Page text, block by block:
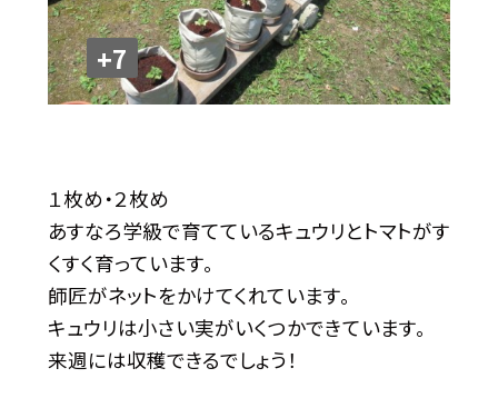
+7
１枚め・２枚め
あすなろ学級で育てているキュウリとトマトがす
くすく育っています。
師匠がネットをかけてくれています。
キュウリは小さい実がいくつかできています。
来週には収穫できるでしょう！